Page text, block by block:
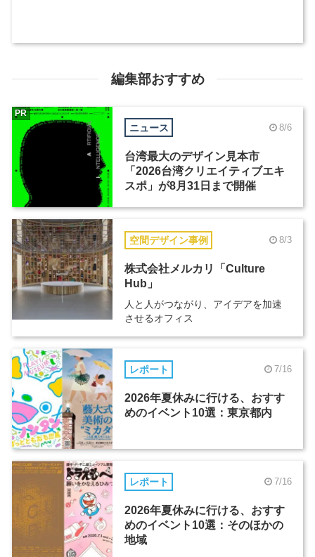
編集部おすすめ
ニュース 8/6
台湾最大のデザイン見本市
「2026台湾クリエイティブエキ
スポ」が8月31日まで開催
PR
空間デザイン事例 8/3
株式会社メルカリ「Culture
Hub」
人と人がつながり、アイデアを加速
させるオフィス
レポート 7/16
2026年夏休みに行ける、おすす
めのイベント10選：東京都内
レポート 7/16
2026年夏休みに行ける、おすす
めのイベント10選：そのほかの
地域